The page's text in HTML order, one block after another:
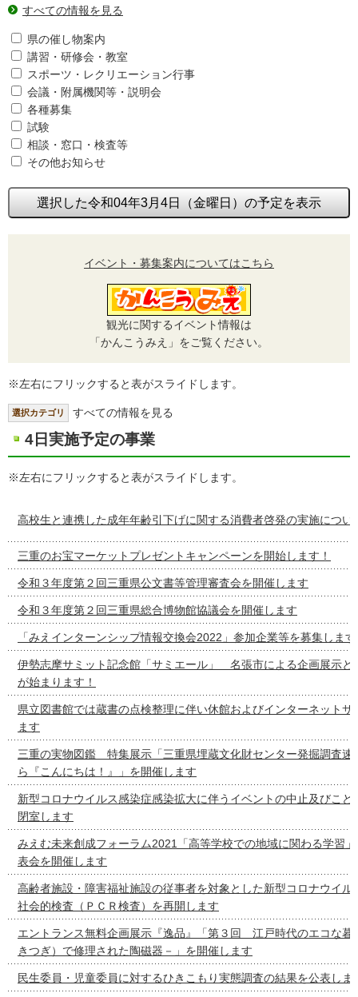
すべての情報を見る
県の催し物案内
講習・研修会・教室
スポーツ・レクリエーション行事
会議・附属機関等・説明会
各種募集
試験
相談・窓口・検査等
その他お知らせ
選択した令和04年3月4日（金曜日）の予定を表示
イベント・募集案内についてはこちら
観光に関するイベント情報は
「かんこうみえ」をご覧ください。
※左右にフリックすると表がスライドします。
選択カテゴリ すべての情報を見る
4日実施予定の事業
※左右にフリックすると表がスライドします。
高校生と連携した成年年齢引下げに関する消費者啓発の実施につい
三重のお宝マーケットプレゼントキャンペーンを開始します！
令和３年度第２回三重県公文書等管理審査会を開催します
令和３年度第２回三重県総合博物館協議会を開催します
「みえインターンシップ情報交換会2022」参加企業等を募集します
伊勢志摩サミット記念館「サミエール」 名張市による企画展示と
が始まります！
県立図書館では蔵書の点検整理に伴い休館およびインターネットサ
ます
三重の実物図鑑 特集展示「三重県埋蔵文化財センター発掘調査
ら『こんにちは！』」を開催します
新型コロナウイルス感染症感染拡大に伴うイベントの中止及びこど
閉室します
みえむ未来創成フォーラム2021「高等学校での地域に関わる学習
表会を開催します
高齢者施設・障害福祉施設の従事者を対象とした新型コロナウイル
社会的検査（ＰＣＲ検査）を再開します
エントランス無料企画展示『逸品』「第３回 江戸時代のエコな暮
きつぎ）で修理された陶磁器－」を開催します
民生委員・児童委員に対するひきこもり実態調査の結果を公表しま